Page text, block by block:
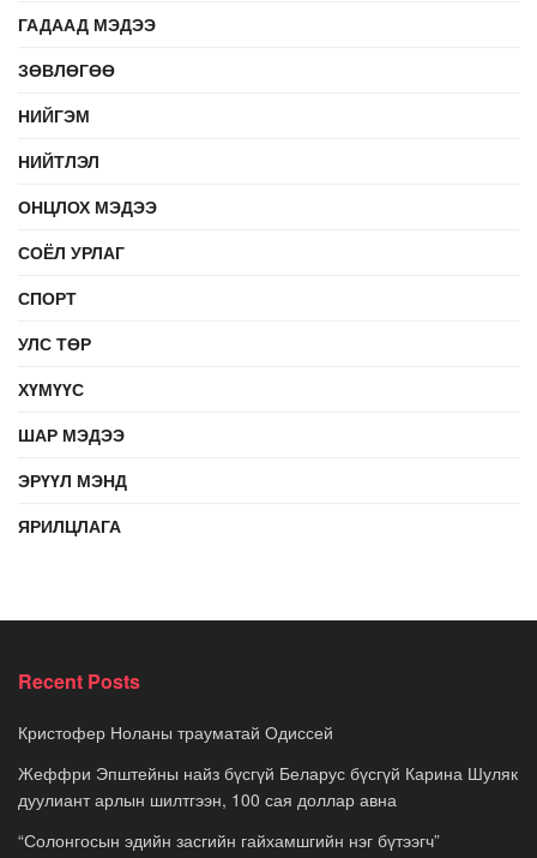
ГАДААД МЭДЭЭ
ЗӨВЛӨГӨӨ
НИЙГЭМ
НИЙТЛЭЛ
ОНЦЛОХ МЭДЭЭ
СОЁЛ УРЛАГ
СПОРТ
УЛС ТӨР
ХҮМҮҮС
ШАР МЭДЭЭ
ЭРҮҮЛ МЭНД
ЯРИЛЦЛАГА
Recent Posts
Кристофер Ноланы трауматай Одиссей
Жеффри Эпштейны найз бүсгүй Беларус бүсгүй Карина Шуляк
дуулиант арлын шилтгээн, 100 сая доллар авна
“Солонгосын эдийн засгийн гайхамшгийн нэг бүтээгч”